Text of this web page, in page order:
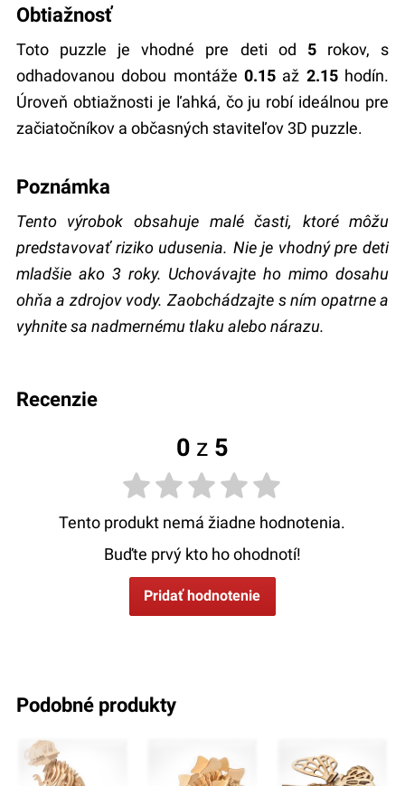
Obtiažnosť
Toto puzzle je vhodné pre deti od 5rokov, s
odhadovanou dobou montáže 0.15 až 2.15hodín.
Úroveň obtiažnosti je ľahká, čo ju robí ideálnou pre
začiatočníkov a občasných staviteľov 3D puzzle.
Poznámka
Tento výrobok obsahuje malé časti, ktoré môžu
predstavovať riziko udusenia. Nie je vhodný pre deti
mladšie ako 3 roky. Uchovávajte ho mimo dosahu
ohňa a zdrojov vody. Zaobchádzajte s ním opatrne a
vyhnite sa nadmernému tlaku alebo nárazu.
recenzie
0 z 5
Tento produkt nemá žiadne hodnotenia.
Buďte prvý kto ho ohodnotí!
Pridať hodnotenie
podobné produkty